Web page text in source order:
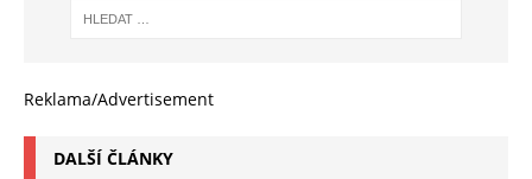
Reklama/Advertisement
DALŠÍ ČLÁNKY